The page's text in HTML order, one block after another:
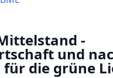
-
und
die grüne